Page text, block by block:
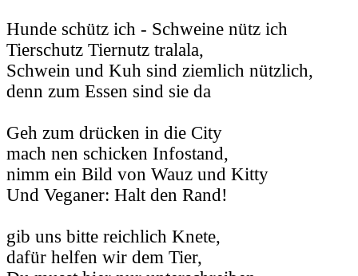
Hunde schütz ich - Schweine nütz ich
Tierschutz Tiernutz tralala,
Schwein und Kuh sind ziemlich nützlich,
denn zum Essen sind sie da
Geh zum drücken in die City
mach nen schicken Infostand,
nimm ein Bild von Wauz und Kitty
Und Veganer: Halt den Rand!
gib uns bitte reichlich Knete,
dafür helfen wir dem Tier,